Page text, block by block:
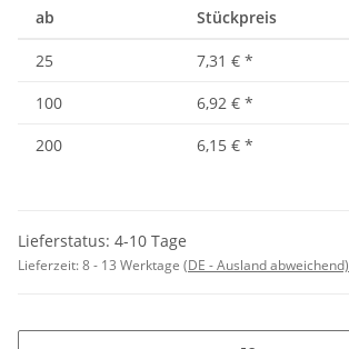
ab Stückpreis
25 7,31 € *
100
6,92 € *
200
6,15 € *
Lieferstatus: 4-10 Tage
Lieferzeit:8 - 13 Werktage (DE - Ausland abweichend)